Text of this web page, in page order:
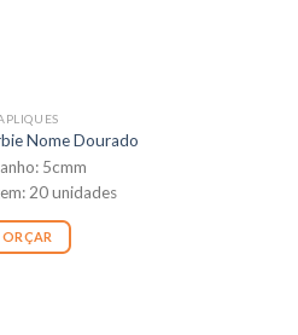
Nome Dourado
5cmm
20 unidades
ORÇAR